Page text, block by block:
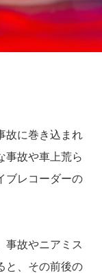
故に巻き込まれ
事故や車上荒ら
ブレコーダーの
事故やニアミス
と、その前後の